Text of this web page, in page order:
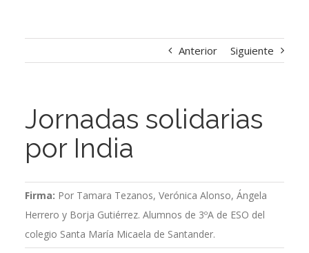
Anterior Siguiente
Jornadas solidarias
por India
Firma: Por Tamara Tezanos, Verónica Alonso, Ángela
Herrero y Borja Gutiérrez. Alumnos de 3ºA de ESO del
colegio Santa María Micaela de Santander.